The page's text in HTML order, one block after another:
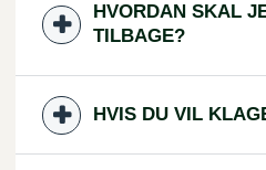
HVORDAN SKAL
TILBAGE?
HVIS DU VIL